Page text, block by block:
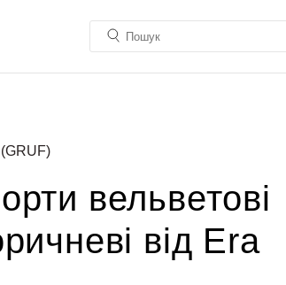
вельветові
від Era